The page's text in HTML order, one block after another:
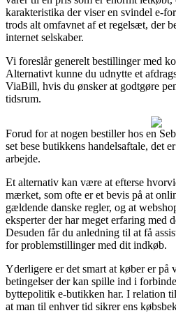
karakteristika der viser en svindel e-
trods alt omfavnet af et regelsæt, der
internet selskaber.
Vi foreslår generelt bestillinger med
Alternativt kunne du udnytte et
ViaBill, hvis du ønsker at godtgøre
tidsrum.
Forud for at nogen bestiller hos en
set bese butikkens handelsaftale, det
arbejde.
Et alternativ kan være at efterse
mærket, som ofte er et bevis på at
gældende danske regler, og at
eksperter der har meget erfaring med
Desuden får du anledning til at få
for problemstillinger med dit indkøb.
Yderligere er det smart at køber er på
betingelser der kan spille ind i
byttepolitik e-butikken har. I relation
at man til enhver tid sikrer ens